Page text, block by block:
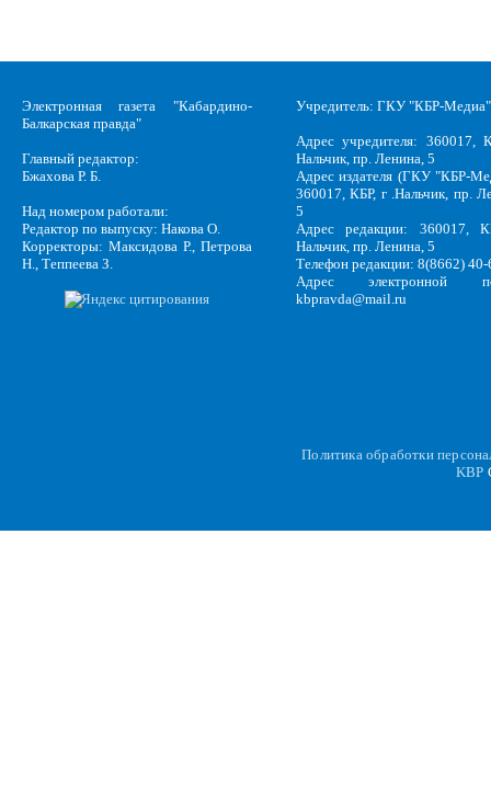
Электронная газета "Кабардино-
Балкарская правда"
Главный редактор:
Бжахова Р. Б.
Над номером работали:
Редактор по выпуску: Накова О.
Корректоры: Максидова Р., Петрова
Н., Теппеева З.
Учредитель: ГКУ "КБР-Медиа"
Адрес учредителя: 360017,
Нальчик, пр. Ленина, 5
Адрес издателя (ГКУ "КБР-
360017, КБР, г .Нальчик, пр.
5
Адрес редакции: 360017,
Нальчик, пр. Ленина, 5
Телефон редакции: 8(8662)
Адрес электронной
kbpravda@mail.ru
Политика обработки
KBP